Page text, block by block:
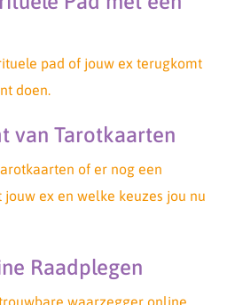
pad of jouw ex terugkomt
doen.
van Tarotkaarten
of er nog een
ex en welke keuzes jou nu
Raadplegen
waarzegger online.